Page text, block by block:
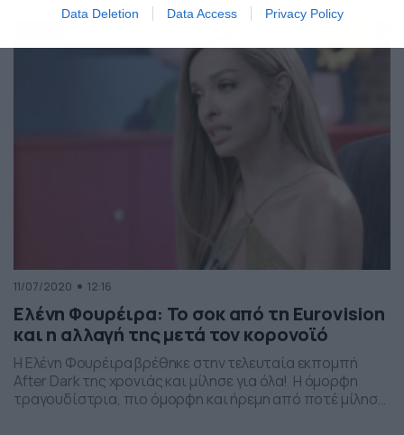
Data Deletion Data Access Privacy Policy
συζήτησης. Αυτή τη φορά η Ελένη Φουρέιρα δεν
cut μαγιό που φόρεσε, με το αποτέλεσμα να […]
11/07/2020 12:16
Ελένη Φουρέιρα: Το σοκ από τη Eurovision
και η αλλαγή της μετά τον κορονοϊό
Η Ελένη Φουρέιρα βρέθηκε στην τελευταία εκπομπή
After Dark της χρονιάς και μίλησε για όλα! Η όμορφη
τραγουδίστρια, πιο όμορφη και ήρεμη από ποτέ μίλησε